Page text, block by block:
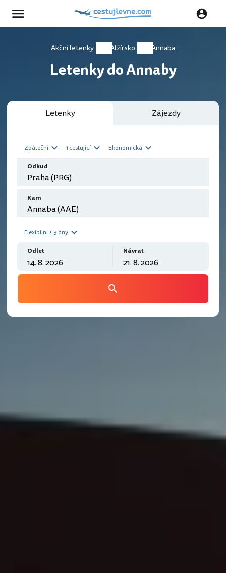
Akční letenky Alžírsko Annaba
Letenky do Annaby
Letenky Zájezdy
Zpáteční 1 cestující Ekonomická
Odkud
Kam
Flexibilní ± 3 dny
Odlet Návrat